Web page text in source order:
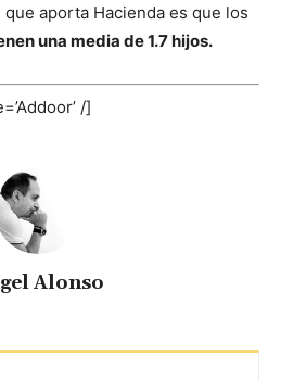
aporta Hacienda es que los
una media de 1.7 hijos.
/]
Alonso